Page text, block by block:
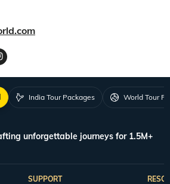
India Tour Packages World Tour
unforgettable journeys for 1.5M+
SUPPORT